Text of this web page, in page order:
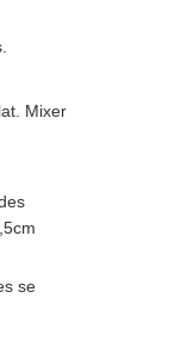
Mixer
se